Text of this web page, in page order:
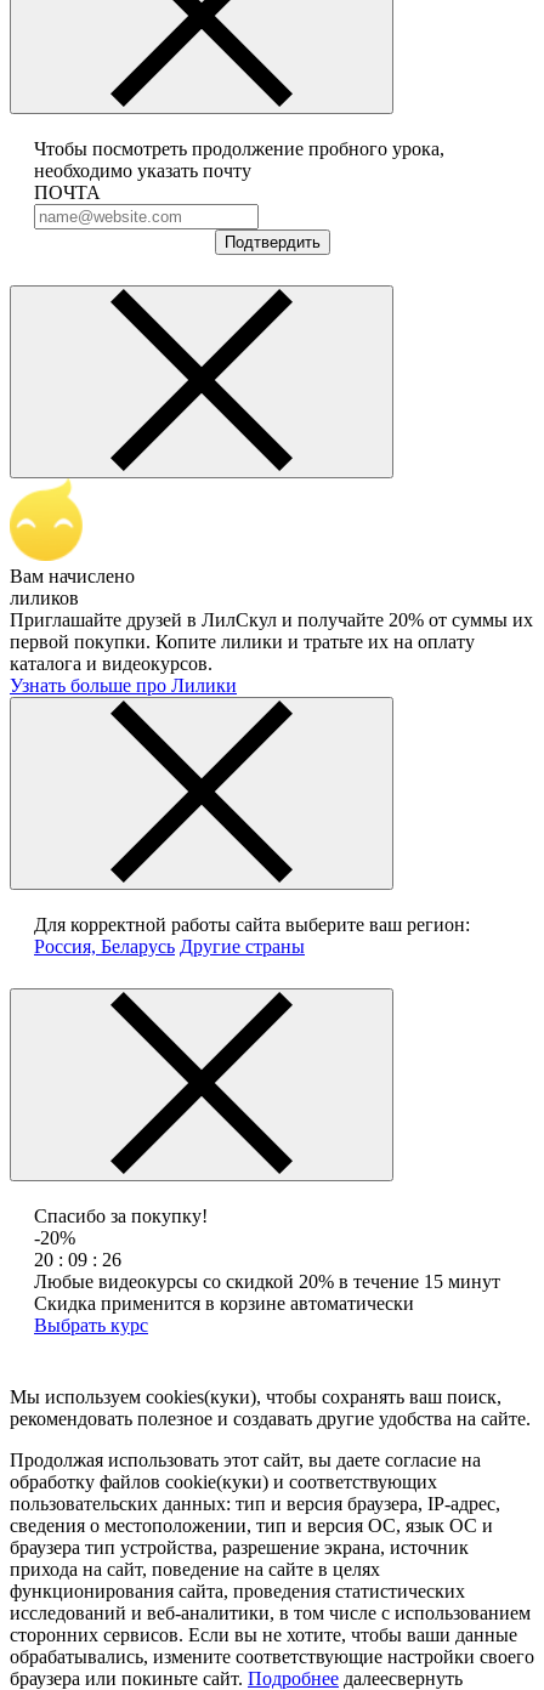
Чтобы посмотреть продолжение пробного урока,
необходимо указать почту
ПОЧТА
Подтвердить
Вам начислено
лиликов
Приглашайте друзей в ЛилСкул и получайте 20% от суммы их
первой покупки. Копите лилики и тратьте их на оплату
каталога и видеокурсов.
Узнать больше про Лилики
Для корректной работы сайта выберите ваш регион:
Россия, Беларусь Другие страны
Спасибо за покупку!
-20%
20 : 09 : 26
Любые видеокурсы со скидкой 20% в течение 15 минут
Скидка применится в корзине автоматически
Выбрать курс
Мы используем cookies(куки), чтобы сохранять ваш поиск,
рекомендовать полезное и создавать другие удобства на сайте.
Продолжая использовать этот сайт, вы даете согласие на
обработку файлов cookie(куки) и соответствующих
пользовательских данных: тип и версия браузера, IP-адрес,
сведения о местоположении, тип и версия ОС, язык ОС и
браузера тип устройства, разрешение экрана, источник
прихода на сайт, поведение на сайте в целях
функционирования сайта, проведения статистических
исследований и веб-аналитики, в том числе с использованием
сторонних сервисов. Если вы не хотите, чтобы ваши данные
обрабатывались, измените соответствующие настройки своего
браузера или покиньте сайт. Подробнее далеесвернуть